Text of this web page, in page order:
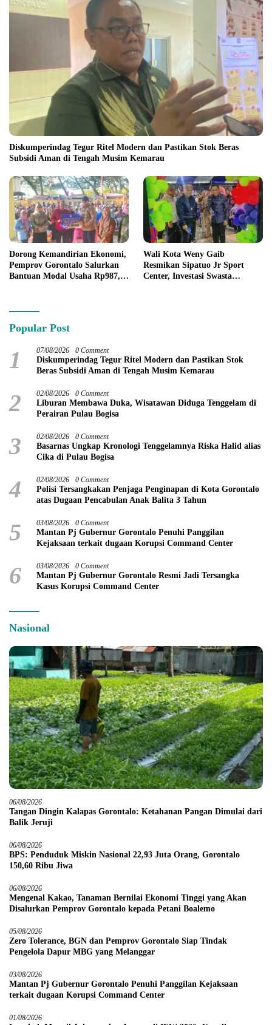
Diskumperindag Tegur Ritel Modern dan Pastikan Stok Beras
Subsidi Aman di Tengah Musim Kemarau
Dorong Kemandirian Ekonomi,
Pemprov Gorontalo Salurkan
Bantuan Modal Usaha Rp987,5
Wali Kota Weny Gaib
Resmikan Sipatuo Jr Sport
Center, Investasi Swasta
Popular Post
1 07/08/2026 0 Comment
Diskumperindag Tegur Ritel Modern dan Pastikan Stok
Beras Subsidi Aman di Tengah Musim Kemarau
2 02/08/2026 0 Comment
Liburan Membawa Duka, Wisatawan Diduga Tenggelam di
Perairan Pulau Bogisa
3 02/08/2026 0 Comment
Basarnas Ungkap Kronologi Tenggelamnya Riska Halid alias
Cika di Pulau Bogisa
4 02/08/2026 0 Comment
Polisi Tersangkakan Penjaga Penginapan di Kota Gorontalo
atas Dugaan Pencabulan Anak Balita 3 Tahun
5 03/08/2026 0 Comment
Mantan Pj Gubernur Gorontalo Penuhi Panggilan
Kejaksaan terkait dugaan Korupsi Command Center
6 03/08/2026 0 Comment
Mantan Pj Gubernur Gorontalo Resmi Jadi Tersangka
Kasus Korupsi Command Center
Nasional
06/08/2026
Tangan Dingin Kalapas Gorontalo: Ketahanan Pangan Dimulai dari
Balik Jeruji
06/08/2026
BPS: Penduduk Miskin Nasional 22,93 Juta Orang, Gorontalo
150,60 Ribu Jiwa
06/08/2026
Mengenal Kakao, Tanaman Bernilai Ekonomi Tinggi yang Akan
Disalurkan Pemprov Gorontalo kepada Petani Boalemo
05/08/2026
Zero Tolerance, BGN dan Pemprov Gorontalo Siap Tindak
Pengelola Dapur MBG yang Melanggar
03/08/2026
Mantan Pj Gubernur Gorontalo Penuhi Panggilan Kejaksaan
terkait dugaan Korupsi Command Center
01/08/2026